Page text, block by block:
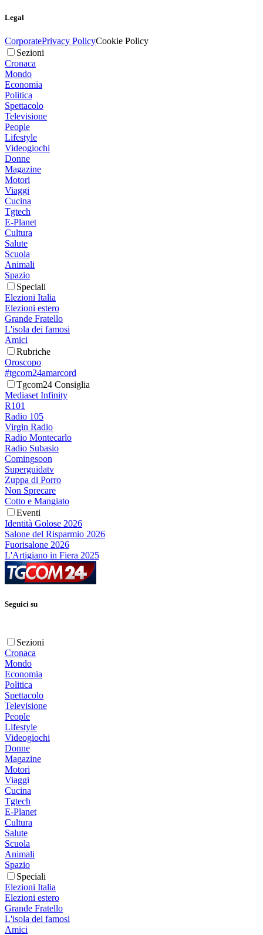
Legal
CorporatePrivacy PolicyCookie Policy
Sezioni
Cronaca
Mondo
Economia
Politica
Spettacolo
Televisione
People
Lifestyle
Videogiochi
Donne
Magazine
Motori
Viaggi
Cucina
Tgtech
E-Planet
Cultura
Salute
Scuola
Animali
Spazio
Speciali
Elezioni Italia
Elezioni estero
Grande Fratello
L'isola dei famosi
Amici
Rubriche
Oroscopo
#tgcom24amarcord
Tgcom24 Consiglia
Mediaset Infinity
R101
Radio 105
Virgin Radio
Radio Montecarlo
Radio Subasio
Comingsoon
Superguidatv
Zuppa di Porro
Non Sprecare
Cotto e Mangiato
Eventi
Identità Golose 2026
Salone del Risparmio 2026
Fuorisalone 2026
L'Artigiano in Fiera 2025
Seguici su
Sezioni
Cronaca
Mondo
Economia
Politica
Spettacolo
Televisione
People
Lifestyle
Videogiochi
Donne
Magazine
Motori
Viaggi
Cucina
Tgtech
E-Planet
Cultura
Salute
Scuola
Animali
Spazio
Speciali
Elezioni Italia
Elezioni estero
Grande Fratello
L'isola dei famosi
Amici